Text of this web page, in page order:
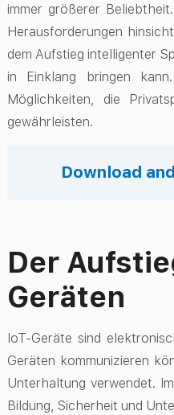
immer größerer
Herausforderungen
dem Aufstieg intelligenter
in Einklang bringen
Möglichkeiten, die
gewährleisten.
Download
Der
Geräten
IoT-Geräte sind
Geräten kommunizieren
Unterhaltung verwendet.
Bildung, Sicherheit und